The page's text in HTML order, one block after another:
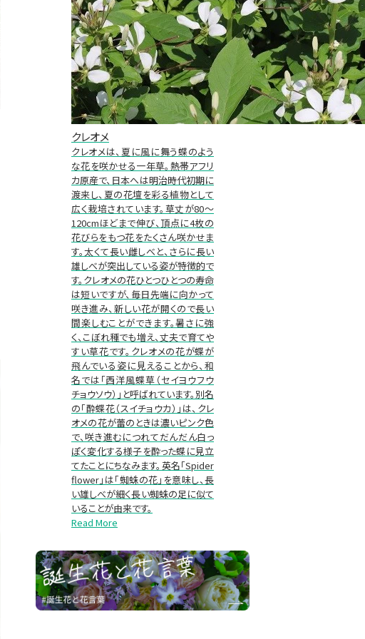
クレオメ
クレオメは、夏に風に舞う蝶のよう
な花を咲かせる一年草。熱帯アフリ
カ原産で、日本へは明治時代初期に
渡来し、夏の花壇を彩る植物として
広く栽培されています。草丈が80～
120cmほどまで伸び、頂点に4枚の
花びらをもつ花をたくさん咲かせま
す。太くて長い雌しべと、さらに長い
雄しべが突出している姿が特徴的で
す。クレオメの花ひとつひとつの寿命
は短いですが、毎日先端に向かって
咲き進み、新しい花が開くので長い
間楽しむことができます。暑さに強
く、こぼれ種でも増え、丈夫で育てや
すい草花です。クレオメの花が蝶が
飛んでいる姿に見えることから、和
名では「西洋風蝶草（セイヨウフウ
チョウソウ）」と呼ばれています。別名
の「酔蝶花（スイチョウカ）」は、クレ
オメの花が蕾のときは濃いピンク色
で、咲き進むにつれてだんだん白っ
ぽく変化する様子を酔った蝶に見立
てたことにちなみます。英名「Spider
flower」は「蜘蛛の花」を意味し、長
い雄しべが細く長い蜘蛛の足に似て
いることが由来です。
Read More